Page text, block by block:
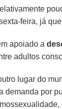
feira, já
apoiado a
adultos
lugar do
demanda por